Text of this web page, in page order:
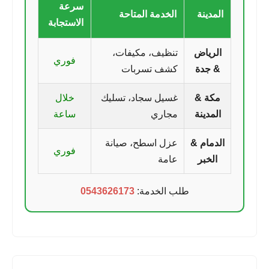
المدينة الخدمة المتاحة
سرعة
الاستجابة
الرياض
& جدة
تنظيف، مكيفات،
كشف تسربات
فوري
مكة &
المدينة
غسيل سجاد، تسليك
مجاري
خلال
ساعة
الدمام &
الخبر
عزل اسطح، صيانة
عامة
فوري
طلب الخدمة:0543626173